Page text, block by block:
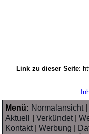
Link zu dieser Seite:
Menü: Normalansicht|
Aktuell
|Verkündet|
Kontakt|Werbung